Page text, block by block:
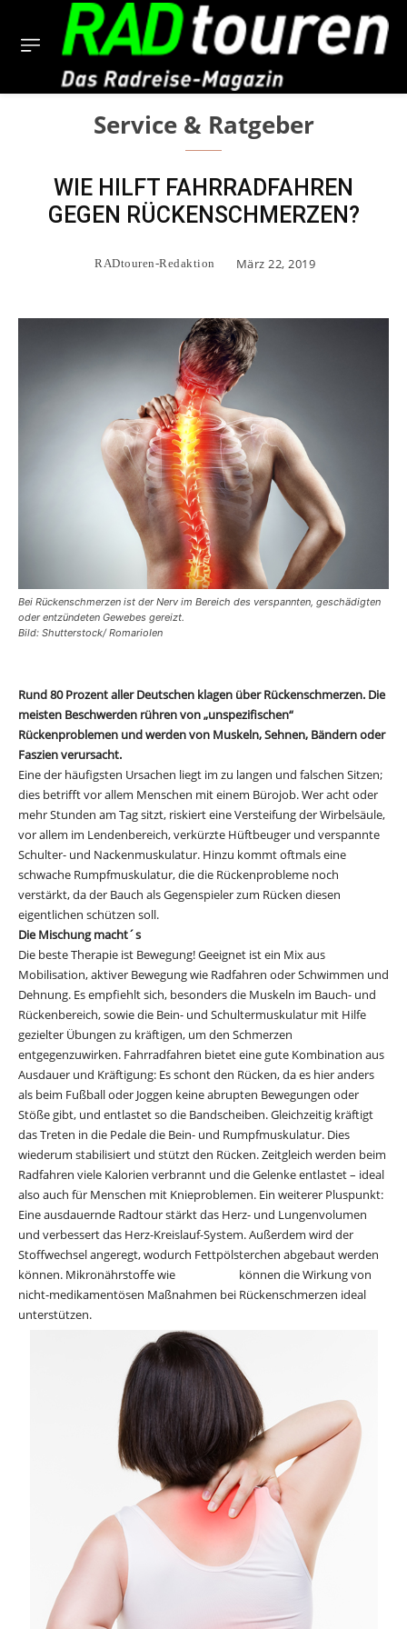
Service & Ratgeber
WIE HILFT FAHRRADFAHREN
GEGEN RÜCKENSCHMERZEN?
RADtouren-Redaktion März 22, 2019
Bei Rückenschmerzen ist der Nerv im Bereich des verspannten, geschädigten
oder entzündeten Gewebes gereizt.
Bild: Shutterstock/ RomarioIen
Rund 80 Prozent aller Deutschen klagen über Rückenschmerzen. Die
meisten Beschwerden rühren von „unspezifischen“
Rückenproblemen und werden von Muskeln, Sehnen, Bändern oder
Faszien verursacht.
Eine der häufigsten Ursachen liegt im zu langen und falschen Sitzen;
dies betrifft vor allem Menschen mit einem Bürojob. Wer acht oder
mehr Stunden am Tag sitzt, riskiert eine Versteifung der Wirbelsäule,
vor allem im Lendenbereich, verkürzte Hüftbeuger und verspannte
Schulter- und Nackenmuskulatur. Hinzu kommt oftmals eine
schwache Rumpfmuskulatur, die die Rückenprobleme noch
verstärkt, da der Bauch als Gegenspieler zum Rücken diesen
eigentlichen schützen soll.
Die Mischung macht´s
Die beste Therapie ist Bewegung! Geeignet ist ein Mix aus
Mobilisation, aktiver Bewegung wie Radfahren oder Schwimmen und
Dehnung. Es empfiehlt sich, besonders die Muskeln im Bauch- und
Rückenbereich, sowie die Bein- und Schultermuskulatur mit Hilfe
gezielter Übungen zu kräftigen, um den Schmerzen
entgegenzuwirken. Fahrradfahren bietet eine gute Kombination aus
Ausdauer und Kräftigung: Es schont den Rücken, da es hier anders
als beim Fußball oder Joggen keine abrupten Bewegungen oder
Stöße gibt, und entlastet so die Bandscheiben. Gleichzeitig kräftigt
das Treten in die Pedale die Bein- und Rumpfmuskulatur. Dies
wiederum stabilisiert und stützt den Rücken. Zeitgleich werden beim
Radfahren viele Kalorien verbrannt und die Gelenke entlastet – ideal
also auch für Menschen mit Knieproblemen. Ein weiterer Pluspunkt:
Eine ausdauernde Radtour stärkt das Herz- und Lungenvolumen
und verbessert das Herz-Kreislauf-System. Außerdem wird der
Stoffwechsel angeregt, wodurch Fettpölsterchen abgebaut werden
können. Mikronährstoffe wie
können die Wirkung von
nicht-medikamentösen Maßnahmen bei Rückenschmerzen ideal
unterstützen.